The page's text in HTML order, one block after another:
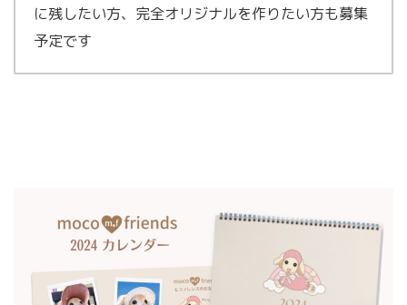
に残したい方、完全オリジナルを作りたい方も募集
予定です